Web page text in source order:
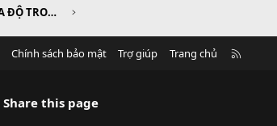
CHƯƠNG III. PHƯƠNG PHÁP TỌA ĐỘ TRONG MẶT PHẲNG
Chính sách bảo mật Trợ giúp Trang chủ
Share this page